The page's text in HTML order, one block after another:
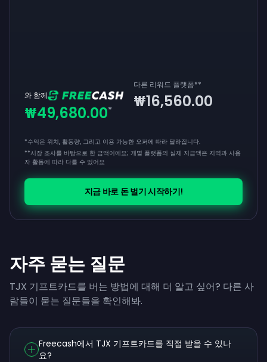
와 함께
₩49,680.00*
다른 리워드 플랫폼**
₩16,560.00
*수익은 위치, 활동량, 그리고 이용 가능한 오퍼에 따라 달라집니다.
**시장 조사를 바탕으로 한 금액이에요; 개별 플랫폼의 실제 지급액은 지역과 사용
자 활동에 따라 다를 수 있어요
지금 바로 돈 벌기 시작하기!
자주 묻는 질문
TJX 기프트카드를 버는 방법에 대해 더 알고 싶어? 다른 사
람들이 묻는 질문들을 확인해봐.
Freecash에서 TJX 기프트카드를 직접 받을 수 있나
요?